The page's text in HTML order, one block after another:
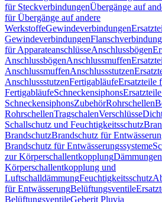
für SteckverbindungenÜbergänge auf
für Übergänge auf andere
WerkstoffeGewindeverbindungen
Gewindeverbindungen
für ApparateanschlüsseAnschlussbögen
AnschlussbögenAnschlussmuffen
AnschlussmuffenAnschlussstutzen
AnschlussstutzenFertigabläufeErsatzteile
FertigabläufeSchneckensiphons
SchneckensiphonsZubehörRohrschellen
RohrschellenTragschalenVerschlüsse
Schallschutz und Feuchtigkeitsschutz
BrandschutzBrandschutz für
Brandschutz für Entwässerungssysteme
zur Körperschallentkopplung
Körperschallentkopplung und
LuftschalldämmungFeuchtigkeitsschutz
für EntwässerungBelüftungsventile
BelüftungsventileGeberit Pluvia